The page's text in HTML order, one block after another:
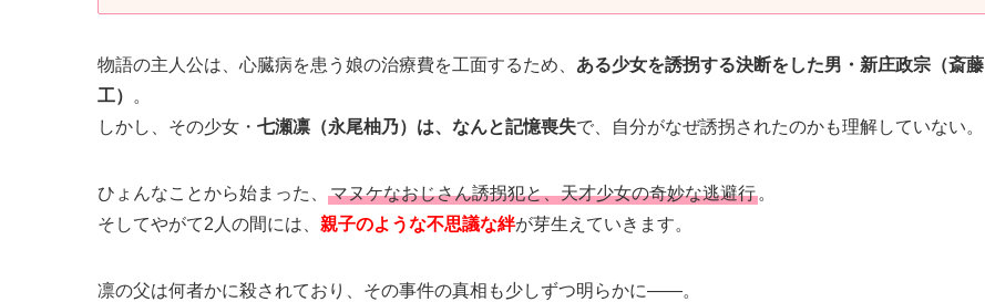
物語の主人公は、心臓病を患う娘の治療費を工面するため、 ある少女を誘拐する決断をした男・新庄政宗（斎藤
工）
。
しかし、その少女・ 七瀬凛（永尾柚乃）は、なんと記憶喪失で、自分がなぜ誘拐されたのかも理解していない。
ひょんなことから始まった、 マヌケなおじさん誘拐犯と、天才少女の奇妙な逃避行 。
そしてやがて2人の間には、 親子のような不思議な絆が芽生えていきます。
凛の父は何者かに殺されており、その事件の真相も少しずつ明らかに――。